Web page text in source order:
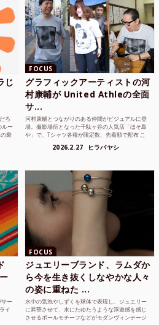
じ
ろ
ルー
乗
FOCUS
グラフィックアーティストの河
村康輔が United Athleの全面
サ...
河村康輔とつながりのある仲間がビジュアルに登
場。撮影場所となった千駄ヶ谷の人気店「ほそ島
や」で、Tシャツ各種が限定数、先着順で配布 こ
2026.2.27 ヒラバヤシ
ー
イ
FOCUS
ジュエリーブランド、ラムダか
ら今を生き抜くしなやかな人々
の姿に重ねた ...
水中の気泡やしずくを球体で表現し、ジュエリー
に昇華させて、水にたゆたうような浮遊感を感じ
させるボールモチーフなどがモダンヴィンテージ